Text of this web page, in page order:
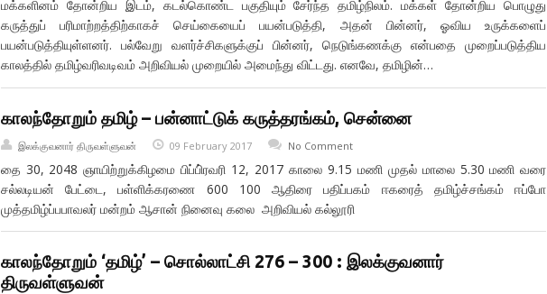
மக்களினம் தோன்றிய இடம், கடல்கொண்ட பகுதியும் சேர்ந்த தமிழ்நிலம். மக்கள் தோன்றிய பொழுது
கருத்துப் பரிமாற்றத்திற்காகச் செய்கையைப் பயன்படுத்தி, அதன் பின்னர், ஓவிய உருக்களைப்
பயன்படுத்தியுள்ளனர். பல்வேறு வளர்ச்சிகளுக்குப் பின்னர், நெடுங்கணக்கு என்பதை முறைப்படுத்திய
காலத்தில் தமிழ்வரிவடிவம் அறிவியல் முறையில் அமைந்து விட்டது. எனவே, தமிழின்…
காலந்தோறும் தமிழ் – பன்னாட்டுக் கருத்தரங்கம், சென்னை
இலக்குவனார் திருவள்ளுவன் 09 February 2017 No Comment
தை 30, 2048 ஞாயிற்றுக்கிழமை பிப்பி்ரவரி 12, 2017 காலை 9.15 மணி முதல் மாலை 5.30 மணி வரை
சல்லடியன் பேட்டை, பள்ளிக்கரணை 600 100 ஆதிரை பதிப்பகம் ஈகரைத் தமிழ்ச்சங்கம் ஈப்போ
முத்தமிழ்ப்பபாவலர் மன்றம் ஆசான் நினைவு கலை அறிவியல் கல்லூரி
காலந்தோறும் ‘தமிழ்’ – சொல்லாட்சி 276 – 300 : இலக்குவனார்
திருவள்ளுவன்